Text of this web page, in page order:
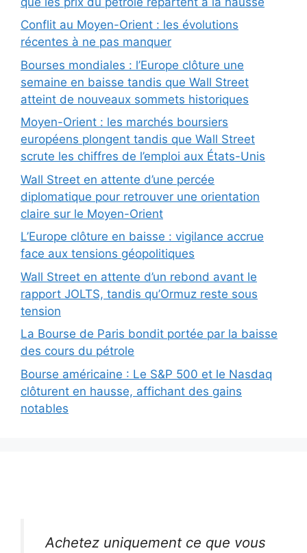
Conflit au Moyen-Orient : les évolutions
récentes à ne pas manquer
Bourses mondiales : l’Europe clôture une
semaine en baisse tandis que Wall Street
atteint de nouveaux sommets historiques
Moyen-Orient : les marchés boursiers
européens plongent tandis que Wall Street
scrute les chiffres de l’emploi aux États-Unis
Wall Street en attente d’une percée
diplomatique pour retrouver une orientation
claire sur le Moyen-Orient
L’Europe clôture en baisse : vigilance accrue
face aux tensions géopolitiques
Wall Street en attente d’un rebond avant le
rapport JOLTS, tandis qu’Ormuz reste sous
tension
La Bourse de Paris bondit portée par la baisse
des cours du pétrole
Bourse américaine : Le S&P 500 et le Nasdaq
clôturent en hausse, affichant des gains
notables
Achetez uniquement ce que vous